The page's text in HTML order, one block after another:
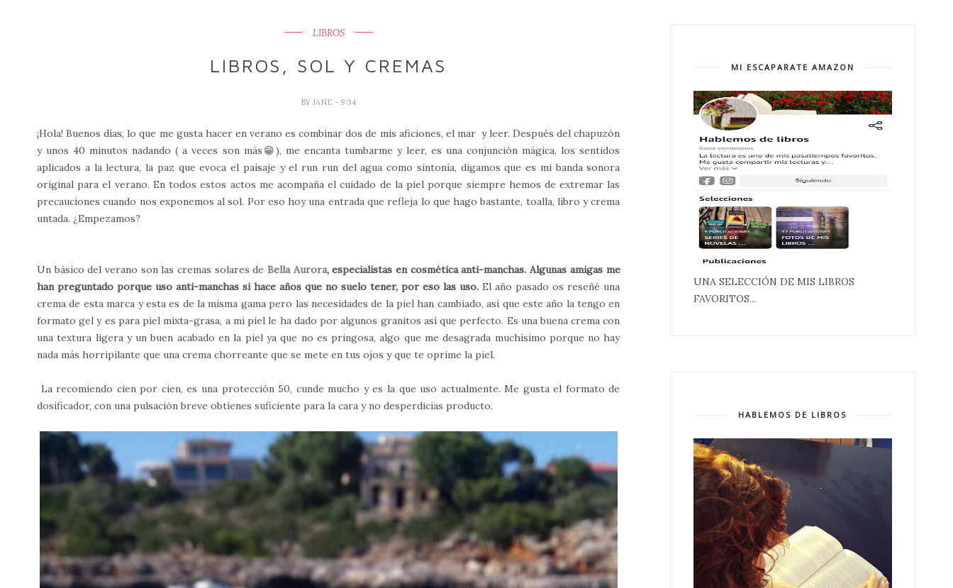
LIBROS
LIBROS, SOL Y CREMAS
BYJANE - 9:34
¡Hola! Buenos días, lo que me gusta hacer en verano es combinar dos de mis aficiones, el mar y leer. Después del chapuzón
y unos 40 minutos nadando ( a veces son más😁), me encanta tumbarme y leer, es una conjunción mágica, los sentidos
aplicados a la lectura, la paz que evoca el paisaje y el run run del agua como sintonía, digamos que es mi banda sonora
original para el verano. En todos estos actos me acompaña el cuidado de la piel porque siempre hemos de extremar las
precauciones cuando nos exponemos al sol. Por eso hoy una entrada que refleja lo que hago bastante, toalla, libro y crema
untada. ¿Empezamos?
Un básico del verano son las cremas solares deBella Aurora, especialistas en cosmética anti-manchas. Algunas amigas me
han preguntado porque uso anti-manchas si hace años que no suelo tener, por eso las uso. El año pasado os reseñé una
crema de esta marca y esta es de la misma gama pero las necesidades de la piel han cambiado, así que este año la tengo en
formato gel y es para piel mixta-grasa, a mi piel le ha dado por algunos granitos así que perfecto. Es una buena crema con
una textura ligera y un buen acabado en la piel ya que no es pringosa, algo que me desagrada muchísimo porque no hay
nada más horripilante que una crema chorreante que se mete en tus ojos y que te oprime la piel.
La recomiendo cien por cien, es una protección 50, cunde mucho y es la que uso actualmente. Me gusta el formato de
dosificador, con una pulsación breve obtienes suficiente para la cara y no desperdicias producto.
MI ESCAPARATE AMAZON
UNA SELECCIÓN DE MIS LIBROS
FAVORITOS...
HABLEMOS DE LIBROS